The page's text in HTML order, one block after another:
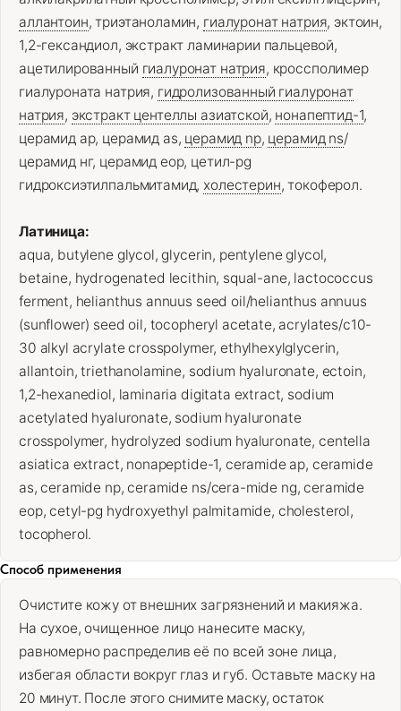
аллантоин, триэтаноламин, гиалуронат натрия, эктоин,
1,2-гександиол, экстракт ламинарии пальцевой,
ацетилированный гиалуронат натрия, кроссполимер
гиалуроната натрия, гидролизованный гиалуронат
натрия, экстракт центеллы азиатской, нонапептид-1,
церамид ap, церамид as, церамид np, церамид ns/
церамид нг, церамид eop, цетил-pg
гидроксиэтилпальмитамид, холестерин, токоферол.
Латиница:
aqua, butylene glycol, glycerin, pentylene glycol,
betaine, hydrogenated lecithin, squal-ane, lactococcus
ferment, helianthus annuus seed oil/helianthus annuus
(sunflower) seed oil, tocopheryl acetate, acrylates/c10-
30 alkyl acrylate crosspolymer, ethylhexylglycerin,
allantoin, triethanolamine, sodium hyaluronate, ectoin,
1,2-hexanediol, laminaria digitata extract, sodium
acetylated hyaluronate, sodium hyaluronate
crosspolymer, hydrolyzed sodium hyaluronate, centella
asiatica extract, nonapeptide-1, ceramide ap, ceramide
as, ceramide np, ceramide ns/cera-mide ng, ceramide
eop, cetyl-pg hydroxyethyl palmitamide, cholesterol,
tocopherol.
Способ применения
Очистите кожу от внешних загрязнений и макияжа.
На сухое, очищенное лицо нанесите маску,
равномерно распределив её по всей зоне лица,
избегая области вокруг глаз и губ. Оставьте маску на
20 минут. После этого снимите маску, остаток